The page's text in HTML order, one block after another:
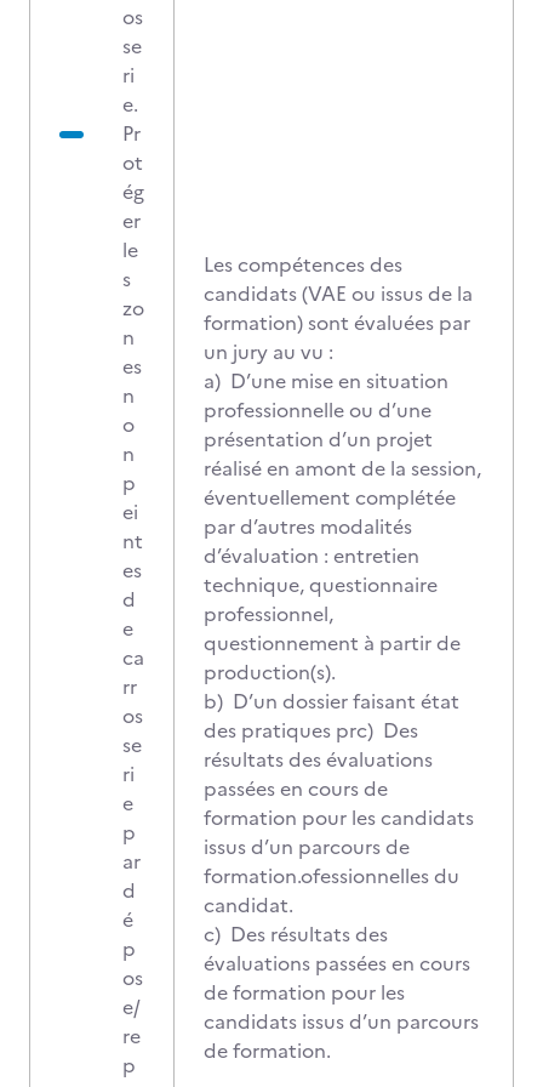
os
se
ri
e.
Pr
ot
ég
er
le
s
zo
n
es
n
o
n
p
ei
nt
es
d
e
ca
rr
os
se
ri
e
p
ar
d
é
p
os
e/
re
p
Les compétences des
candidats (VAE ou issus de la
formation) sont évaluées par
un jury au vu :
a) D’une mise en situation
professionnelle ou d’une
présentation d’un projet
réalisé en amont de la session,
éventuellement complétée
par d’autres modalités
d’évaluation : entretien
technique, questionnaire
professionnel,
questionnement à partir de
production(s).
b) D’un dossier faisant état
des pratiques prc) Des
résultats des évaluations
passées en cours de
formation pour les candidats
issus d’un parcours de
formation.ofessionnelles du
candidat.
c) Des résultats des
évaluations passées en cours
de formation pour les
candidats issus d’un parcours
de formation.